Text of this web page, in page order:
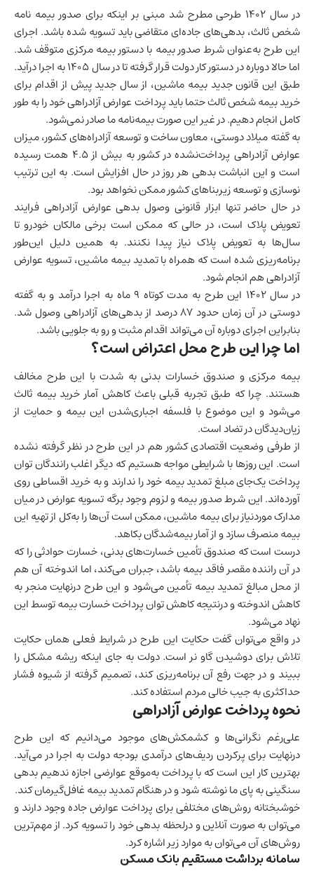
در سال ۱۴۰۲ طرحی مطرح شد مبنی بر اینکه برای صدور بیمه نامه
شخص ثالث، بدهی‌های جاده‌ای متقاضی باید تسویه شده باشد. اجرای
این طرح به‌عنوان شرط صدور بیمه با دستور بیمه مرکزی متوقف شد.
اما حالا دوباره در دستور کار دولت قرار گرفته تا در سال ۱۴۰۵ به اجرا درآید.
طبق این قانون جدید بیمه ماشین، از سال جدید پیش از اقدام برای
خرید بیمه شخص ثالث حتما بایدپرداخت عوارض آزادراهیخود را به طور
کامل انجام دهیم. در غیر این صورت بیمه‌نامه ما صادر نمی‌شود.
به گفته میلاد دوستی، معاون ساخت و توسعه آزادراه‌های کشور، میزان
عوارض آزادراهی پرداخت‌نشده در کشور به بیش از ۴.۵ همت رسیده
است و این انباشت بدهی هر روز در حال افزایش است. به این ترتیب
نوسازی و توسعه زیربناهای کشور ممکن نخواهد بود.
در حال حاضر تنها ابزار قانونی وصول بدهی عوارض آزادراهی فرایند
تعویض پلاک است، در حالی که ممکن است برخی مالکان خودرو تا
سال‌ها به تعویض پلاک نیاز پیدا نکنند. به همین دلیل این‌طور
برنامه‌ریزی شده است که همراه با تمدید بیمه ماشین، تسویه عوارض
آزادراهی هم انجام شود.
در سال ۱۴۰۲ این طرح به مدت کوتاه ۹ ماه به اجرا درآمد و به گفته
دوستی در آن زمان حدود ۸۷ درصد از بدهی‌های آزادراهی وصول شد.
بنابراین اجرای دوباره آن می‌تواند اقدام مثبت و رو به جلویی باشد.
اما چرا این طرح محل اعتراض است؟
بیمه مرکزی و صندوق خسارات بدنی به شدت با این طرح مخالف
هستند. چرا که طبق تجربه قبلی باعث کاهش آمار خرید بیمه ثالث
می‌شود و این موضوع با فلسفه اجباری‌شدن این بیمه و حمایت از
زیان‌دیدگان در تضاد است.
از طرفی وضعیت اقتصادی کشور هم در این طرح در نظر گرفته نشده
است. این روزها با شرایطی مواجه هستیم که دیگر اغلب رانندگان توان
پرداخت یک‌جای مبلغ تمدید بیمه خود را ندارند و به خرید اقساطی روی
آورده‌اند. این شرط صدور بیمه و لزوم وجود برگه تسویه عوارض در میان
مدارک موردنیاز برای بیمه ماشین، ممکن است آن‌‌ها را به‌کل از تهیه این
بیمه منصرف سازد و از آمار بیمه‌شدگان بکاهد.
درست است که صندوق تأمین خسارت‌های بدنی، خسارت حوادثی را که
در آن راننده مقصر فاقد بیمه باشد، جبران می‌کند، اما اندوخته آن هم
از محل مبالغ تمدید بیمه تأمین می‌شود و این طرح درنهایت منجر به
کاهش اندوخته و درنتیجه کاهش توان پرداخت خسارت بیمه توسط این
نهاد می‌شود.
در واقع می‌توان گفت حکایت این طرح در شرایط فعلی همان حکایت
تلاش برای دوشیدن گاو نر است. دولت به جای اینکه ریشه مشکل را
ببیند و در جهت رفع آن برنامه‌ریزی کند، تصمیم گرفته از شیوه فشار
حداکثری به جیب خالی مردم استفاده کند.
نحوه پرداخت عوارض آزادراهی
علی‌رغم نگرانی‌ها و کشمکش‌های موجود می‌دانیم که این طرح
درنهایت برای پرکردن ردیف‌های درآمدی بودجه دولت به اجرا در می‌آید.
بهترین کار این است که با پرداخت به‌موقع عوارضی اجازه ندهیم بدهی
سنگینی به پای ما نوشته شود و در هنگام تمدید بیمه غافل‌گیرمان کند.
خوشبختانه روش‌های مختلفی برای پرداخت عوارض جاده وجود دارند و
می‌توان به صورت آنلاین و درلحظه بدهی خود را تسویه کرد. از مهم‌ترین
روش‌های آن می‌توان به موارد زیر اشاره کرد.
سامانه برداشت مستقیم بانک مسکن